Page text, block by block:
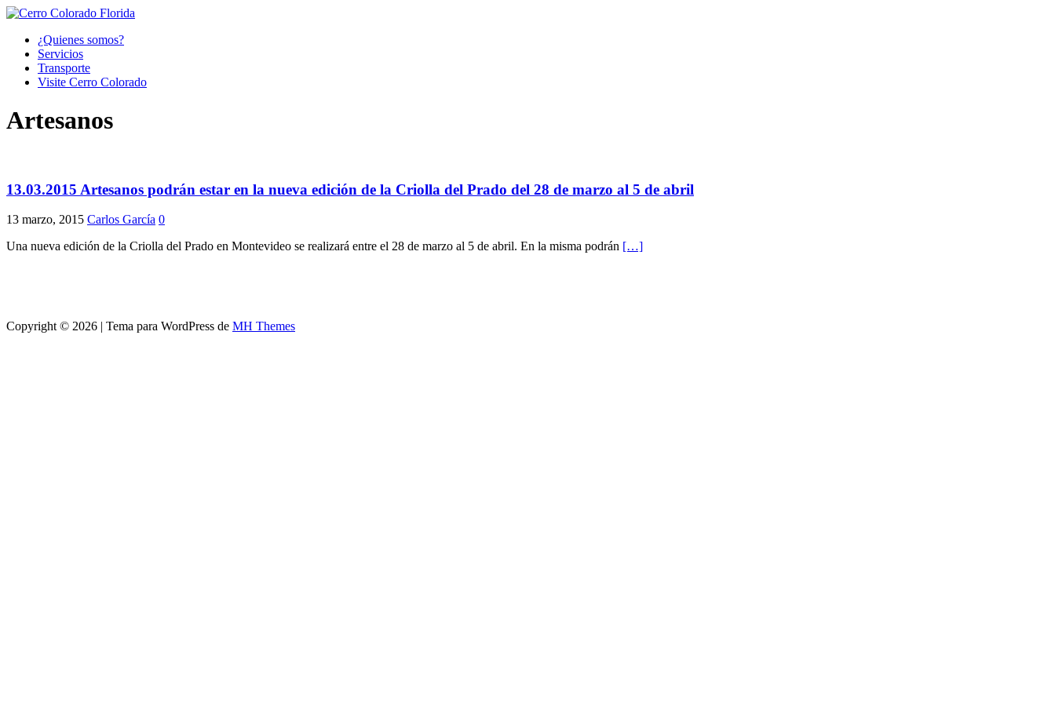
¿Quienes somos?
Servicios
Transporte
Visite Cerro Colorado
Artesanos
13.03.2015 Artesanos podrán estar en la nueva edición de la Criolla del Prado del 28 de marzo al 5 de abril
13 marzo, 2015 Carlos García 0
Una nueva edición de la Criolla del Prado en Montevideo se realizará entre el 28 de marzo al 5 de abril. En la misma podrán […]
Copyright © 2026 | Tema para WordPress de MH Themes